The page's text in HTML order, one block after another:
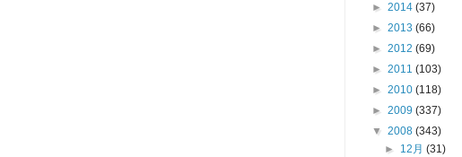
► 2014 (37)
► 2013 (66)
► 2012 (69)
► 2011 (103)
► 2010 (118)
► 2009 (337)
▼ 2008 (343)
► 12月(31)